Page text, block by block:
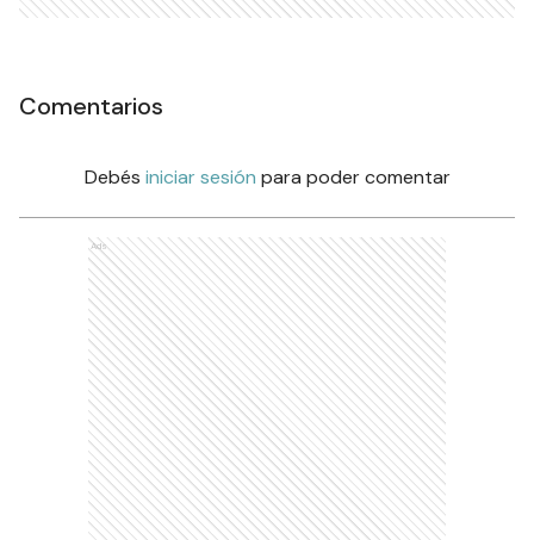
Comentarios
Debés iniciar sesión para poder comentar
Ads